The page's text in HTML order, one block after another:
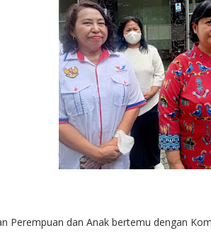
Perempuan dan Anak bertemu dengan